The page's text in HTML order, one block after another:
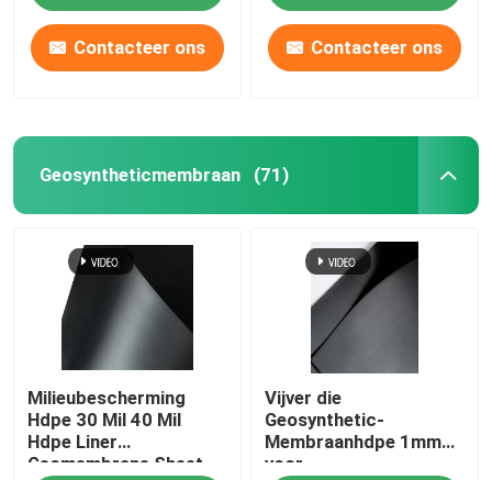
Contacteer ons Contacteer ons
Geosyntheticmembraan (71)
Milieubescherming
Hdpe 30 Mil 40 Mil
Hdpe Liner
Geomembrane Sheet
Vijver die
Geosynthetic-
Membraanhdpe 1mm
voor